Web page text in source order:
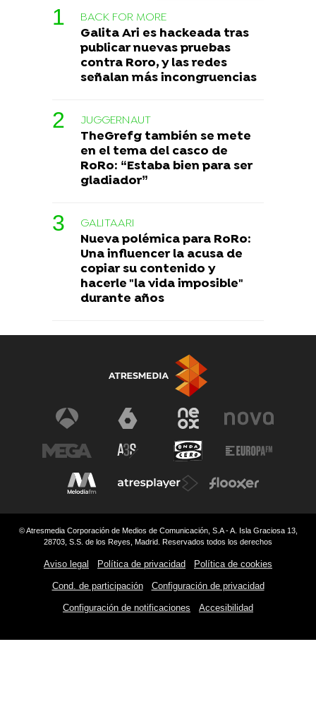
BACK FOR MORE
Galita Ari es hackeada tras
publicar nuevas pruebas
contra Roro, y las redes
señalan más incongruencias
JUGGERNAUT
TheGrefg también se mete
en el tema del casco de
RoRo: “Estaba bien para ser
gladiador”
GALITAARI
Nueva polémica para RoRo:
Una influencer la acusa de
copiar su contenido y
hacerle "la vida imposible"
durante años
© Atresmedia Corporación de Medios de Comunicación, S.A - A. Isla Graciosa 13,
28703, S.S. de los Reyes, Madrid. Reservados todos los derechos
Aviso legal Política de privacidad Política de cookies
Cond. de participación Configuración de privacidad
Configuración de notificaciones Accesibilidad